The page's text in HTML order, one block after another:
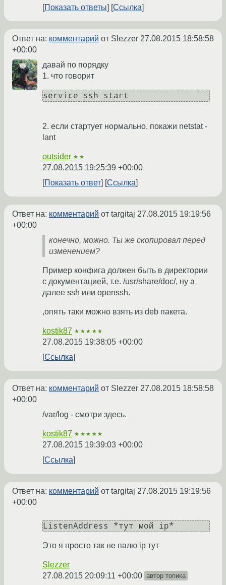
Показать ответы Ссылка
Ответ на: комментарий от Slezzer 27.08.2015 18:58:58
+00:00
давай по порядку
1. что говорит
service ssh start
2. если стартует нормально, покажи netstat -
lant
outsider ★★
27.08.2015 19:25:39 +00:00
Показать ответ
Ссылка
Ответ на: комментарий от targitaj 27.08.2015 19:19:56
+00:00
конечно, можно. Ты же скопировал перед
изменением?
Пример конфига должен быть в директории
с документацией, т.е. /usr/share/doc/, ну а
далее ssh или openssh.
,опять таки можно взять из deb пакета.
kostik87 ★★★★★
27.08.2015 19:38:05 +00:00
Ссылка
Ответ на: комментарий от Slezzer 27.08.2015 18:58:58
+00:00
/var/log - смотри здесь.
kostik87 ★★★★★
27.08.2015 19:39:03 +00:00
Ссылка
Ответ на: комментарий от targitaj 27.08.2015 19:19:56
+00:00
Это я просто так не палю ip тут
Slezzer
27.08.2015 20:09:11 +00:00 автор топика